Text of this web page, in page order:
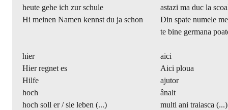
heute gehe ich zur schule
astazi ma duc la
Hi meinen Namen kennst du ja schon
Din spate numele
te bine germana
hier
aici
Hier regnet es
Aici ploua
Hilfe
ajutor
hoch
ânalt
hoch soll er / sie leben (...)
multi ani traiasca (...)